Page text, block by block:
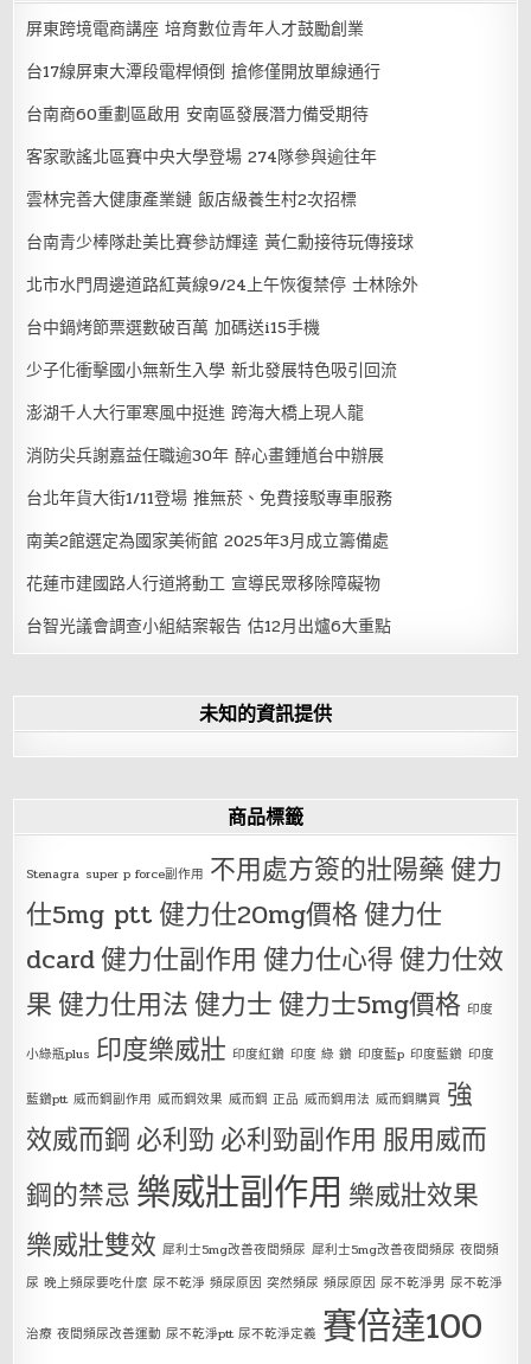
屏東跨境電商講座 培育數位青年人才鼓勵創業
台17線屏東大潭段電桿傾倒 搶修僅開放單線通行
台南商60重劃區啟用 安南區發展潛力備受期待
客家歌謠北區賽中央大學登場 274隊參與逾往年
雲林完善大健康產業鏈 飯店級養生村2次招標
台南青少棒隊赴美比賽參訪輝達 黃仁勳接待玩傳接球
北市水門周邊道路紅黃線9/24上午恢復禁停 士林除外
台中鍋烤節票選數破百萬 加碼送i15手機
少子化衝擊國小無新生入學 新北發展特色吸引回流
澎湖千人大行軍寒風中挺進 跨海大橋上現人龍
消防尖兵謝嘉益任職逾30年 醉心畫鍾馗台中辦展
台北年貨大街1/11登場 推無菸、免費接駁專車服務
南美2館選定為國家美術館 2025年3月成立籌備處
花蓮市建國路人行道將動工 宣導民眾移除障礙物
台智光議會調查小組結案報告 估12月出爐6大重點
未知的資訊提供
商品標籤
Stenagra super p force副作用 不用處方簽的壯陽藥健力
仕5mg ptt健力仕20mg價格健力仕
dcard健力仕副作用 健力仕心得健力仕效
果健力仕用法健力士健力士5mg價格 印度
小綠瓶plus 印度樂威壯 印度紅鑽 印度 綠 鑽 印度藍p 印度藍鑽 印度
藍鑽ptt 威而鋼副作用 威而鋼效果 威而鋼 正品 威而鋼用法 威而鋼購買 強
效威而鋼 必利勁 必利勁副作用 服用威而
鋼的禁忌 樂威壯副作用 樂威壯效果
樂威壯雙效 犀利士5mg改善夜間頻尿 犀利士5mg改善夜間頻尿 夜間頻
尿 晚上頻尿要吃什麼 尿不乾淨 頻尿原因 突然頻尿 頻尿原因 尿不乾淨男 尿不乾淨
治療 夜間頻尿改善運動 尿不乾淨ptt 尿不乾淨定義 賽倍達100